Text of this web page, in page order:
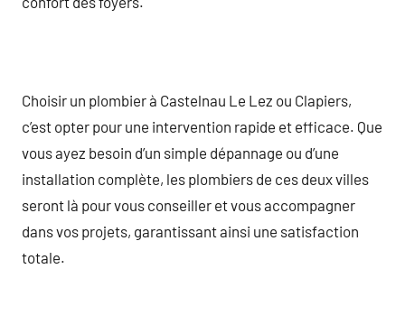
Choisir un plombier à Castelnau Le Lez ou Clapiers,
c’est opter pour une intervention rapide et efficace. Que
vous ayez besoin d’un simple dépannage ou d’une
installation complète, les plombiers de ces deux villes
seront là pour vous conseiller et vous accompagner
dans vos projets, garantissant ainsi une satisfaction
totale.